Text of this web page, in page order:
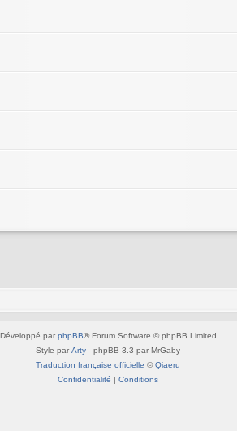
Développé par phpBB® Forum Software © phpBB Limited
Style par Arty - phpBB 3.3 par MrGaby
Traduction française officielle ©Qiaeru
Confidentialité
Conditions